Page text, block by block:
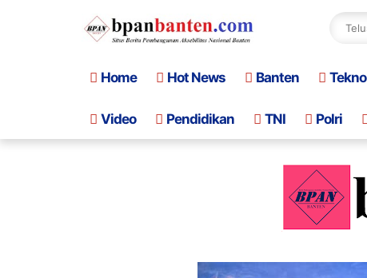
Home Hot News Banten Tekno
Video Pendidikan TNI Polri